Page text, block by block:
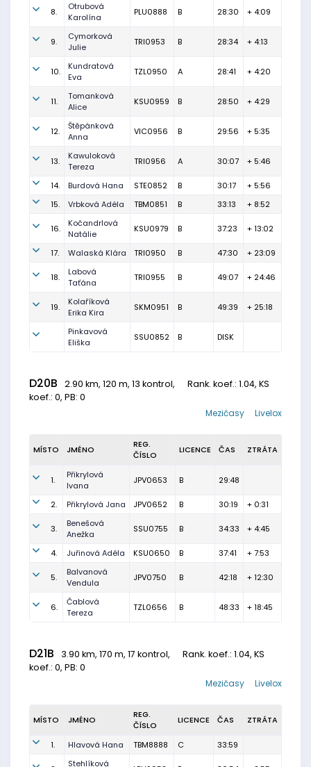
8.
Otrubová
Karolína
PLU0888 B 28:30 + 4:09
9.
Cymorková
Julie
TRI0953 B 28:34 + 4:13
10.
Kundratová
Eva
TZL0950 A 28:41 + 4:20
11.
Tomanková
Alice
KSU0959 B 28:50 + 4:29
12.
Štěpánková
Anna
VIC0956 B 29:56 + 5:35
13.
Kawuloková
Tereza
TRI0956 A 30:07 + 5:46
14. Burdová Hana STE0852 B 30:17
+ 5:56
15.
Vrbková Adéla TBM0851 B 33:13 + 8:52
16.
Kočandrlová
Natálie
KSU0979 B 37:23 + 13:02
17. Walaská Klára TRI0950 B 47:30 + 23:09
18.
Labová
Taťána
TRI0955 B 49:07 + 24:46
19.
Kolaříková
Erika Kira
SKM0951 B 49:39 + 25:18
Pinkavová
Eliška
SSU0852 B DISK
D20B 2.90 km, 120 m, 13 kontrol, Rank. koef.: 1.04, KS
koef.: 0, PB: 0
Livelox
Mezičasy
MÍSTO JMÉNO
REG.
ČÍSLO
LICENCE ČAS ZTRÁTA
1.
Přikrylová
Ivana
JPV0653 B 29:48
2. Přikrylová Jana JPV0652 B 30:19 + 0:31
3.
Benešová
Anežka
SSU0755 B 34:33 + 4:45
4. Juřinová Adéla KSU0650 B 37:41 + 7:53
5.
Balvanová
Vendula
JPV0750 B 42:18 + 12:30
6.
Čablová
Tereza
TZL0656 B 48:33 + 18:45
D21B 3.90 km, 170 m, 17 kontrol, Rank. koef.: 1.04, KS
koef.: 0, PB: 0
Livelox
Mezičasy
MÍSTO JMÉNO
REG.
ČÍSLO
LICENCE ČAS ZTRÁTA
1. Hlavová Hana TBM8888 C 33:59
Stehlíková